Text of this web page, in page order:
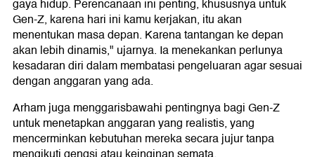
gaya hidup. Perencanaan ini penting, khususnya untuk
Gen-Z, karena hari ini kamu kerjakan, itu akan
menentukan masa depan. Karena tantangan ke depan
akan lebih dinamis," ujarnya. Ia menekankan perlunya
kesadaran diri dalam membatasi pengeluaran agar sesuai
dengan anggaran yang ada.
Arham juga menggarisbawahi pentingnya bagi Gen-Z
untuk menetapkan anggaran yang realistis, yang
mencerminkan kebutuhan mereka secara jujur tanpa